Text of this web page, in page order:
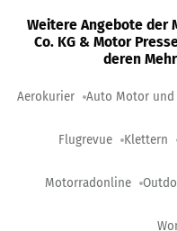
Weitere Angebote der
Co. KG & Motor
deren
Aerokurier Auto Motor und
Flugrevue Klettern
Motorradonline